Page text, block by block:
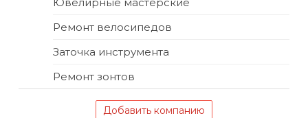
Ювелирные мастерские
Ремонт велосипедов
Заточка инструмента
Ремонт зонтов
Добавить компанию